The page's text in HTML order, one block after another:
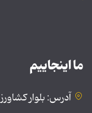
ما اینجاییم
آدرس: بلوار